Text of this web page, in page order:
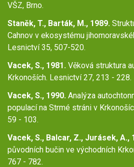
VŠZ, Brno.
Staněk, T., Barták, M., 1989.
Cahnov v ekosystému
Lesnictví 35, 507-520.
Vacek, S., 1981. Věková struktura
Krkonoších. Lesnictví 27, 213 - 228.
Vacek, S., 1990. Analýza
populací na Strmé stráni v
59 - 103.
Vacek, S., Balcar, Z., Jurásek, A.,
původních bučin ve východních
767 - 782.